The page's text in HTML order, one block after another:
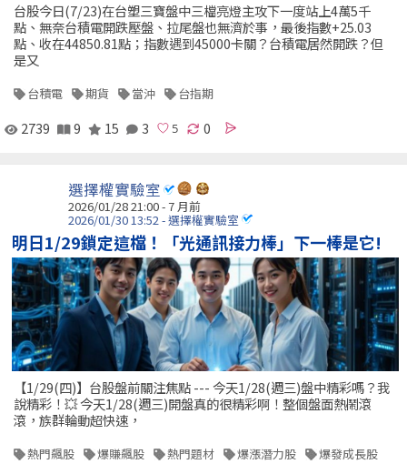
台股今日(7/23)在台塑三寶盤中三檔亮燈主攻下一度站上4萬5千
點、無奈台積電開跌壓盤、拉尾盤也無濟於事，最後指數+25.03
點、收在44850.81點；指數遇到45000卡關？台積電居然開跌？但
是又
台積電 期貨 當沖 台指期
2739 9 15 3 0
選擇權實驗室
2026/01/28 21:00 - 7 月前
2026/01/30 13:52 - 選擇權實驗室
明日1/29鎖定這檔！「光通訊接力棒」下一棒是它!
【1/29(四)】台股盤前關注焦點 --- 今天1/28(週三)盤中精彩嗎？我
說精彩！💥 今天1/28(週三)開盤真的很精彩啊！整個盤面熱鬧滾
滾，族群輪動超快速，
熱門飆股 爆賺飆股 熱門題材 爆漲潛力股 爆發成長股